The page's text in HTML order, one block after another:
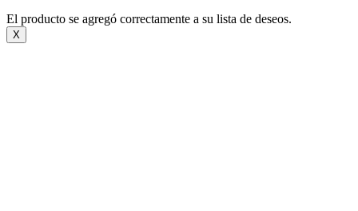
El producto se agregó correctamente a su lista de deseos.
X